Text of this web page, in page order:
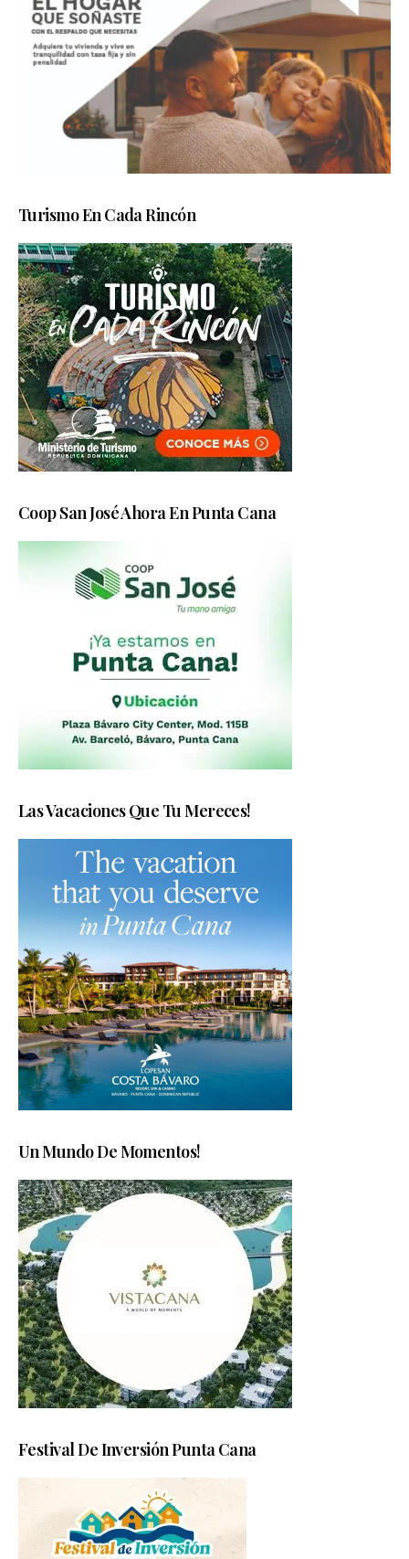
Turismo En Cada Rincón
Coop San José Ahora En Punta Cana
Las Vacaciones Que Tu Mereces!
Un Mundo De Momentos!
Festival De Inversión Punta Cana